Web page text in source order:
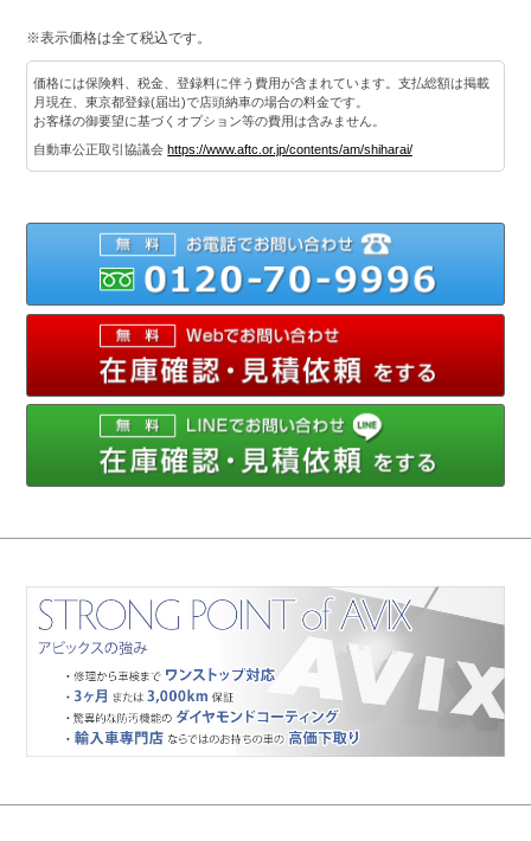
※表示価格は全て税込です。
価格には保険料、税金、登録料に伴う費用が含まれています。支払総額は掲載
月現在、東京都登録(届出)で店頭納車の場合の料金です。
お客様の御要望に基づくオプション等の費用は含みません。
自動車公正取引協議会https://www.aftc.or.jp/contents/am/shiharai/